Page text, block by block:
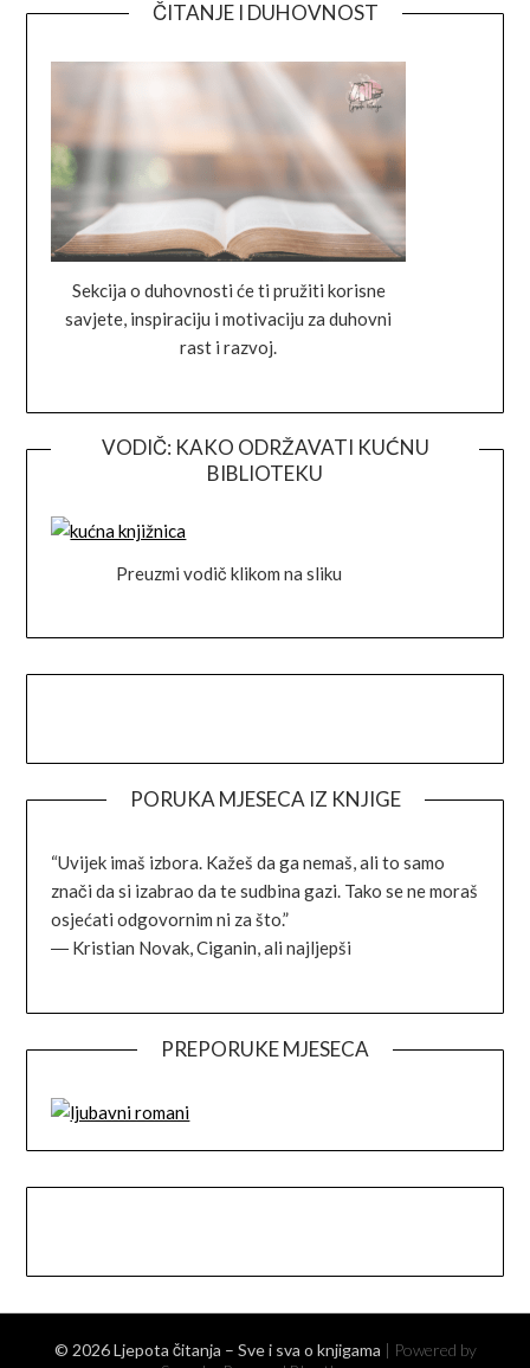
ČITANJE I DUHOVNOST
Sekcija o duhovnosti će ti pružiti korisne
savjete, inspiraciju i motivaciju za duhovni
rast i razvoj.
VODIČ: KAKO ODRŽAVATI KUĆNU
BIBLIOTEKU
Preuzmi vodič klikom na sliku
PORUKA MJESECA IZ KNJIGE
“Uvijek imaš izbora. Kažeš da ga nemaš, ali to samo
znači da si izabrao da te sudbina gazi. Tako se ne moraš
osjećati odgovornim ni za što.”
― Kristian Novak,Ciganin, ali najljepši
PREPORUKE MJESECA
© 2026 Ljepota čitanja – Sve i sva o knjigama | Powered by